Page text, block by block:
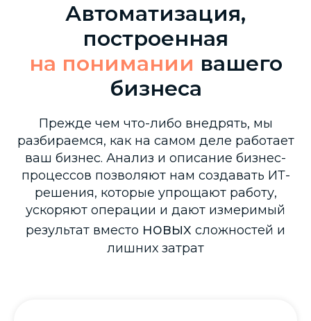
Автоматизация,
построенная
на понимании вашего
бизнеса
Прежде чем что-либо внедрять, мы
разбираемся, как на самом деле работает
ваш бизнес. Анализ и описание бизнес-
процессов позволяют нам создавать ИТ-
решения, которые упрощают работу,
ускоряют операции и дают измеримый
результат вместо новых сложностей и
лишних затрат